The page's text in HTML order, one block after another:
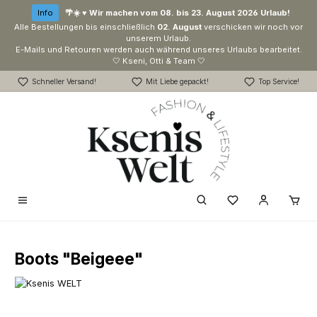
Zum Hauptinhalt springen
Info
🌴☀️ ♥ Wir machen vom 08. bis 23. August 2026 Urlaub!
Alle Bestellungen bis einschließlich 02. August verschicken wir noch vor
unserem Urlaub.
E-Mails und Retouren werden auch während unseres Urlaubs bearbeitet.
🤍 Kseni, Otti & Team 🤍
Schneller Versand! Mit Liebe gepackt! Top Service!
Du hast 0
Boots "Beigeee"